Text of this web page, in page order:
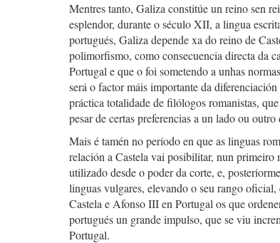
Mentres tanto, Galiza constitúe un reino sen
esplendor, durante o século XII, a lingua
portugués, Galiza depende xa do reino de
polimorfismo, como consecuencia directa da
Portugal e que o foi sometendo a unhas
será o factor máis importante da
práctica totalidade de filólogos romanistas,
pesar de certas preferencias a un lado ou
Mais é tamén no período en que as linguas
relación a Castela vai posibilitar, nun
utilizado desde o poder da corte, e,
linguas vulgares, elevando o seu rango
Castela e Afonso III en Portugal os que
portugués un grande impulso, que se viu
Portugal.